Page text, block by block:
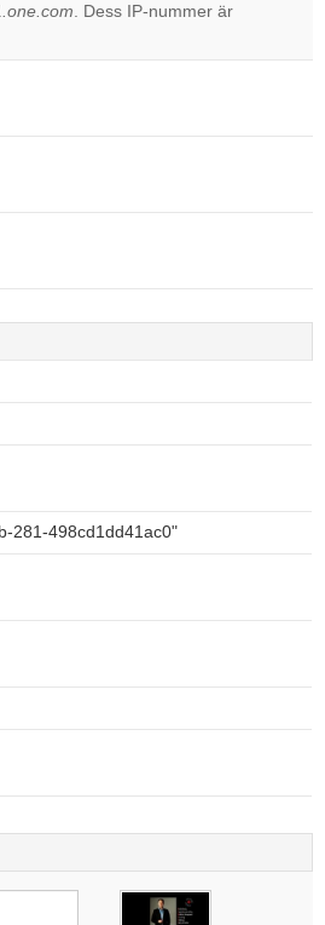
own this
. Dess IP-nummer är
281-498cd1dd41ac0"